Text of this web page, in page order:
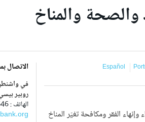
والصحة والمناخ
Español
الفقر ومكافحة تغيّر المناخ
الاتصال
في
روبير
الهاتف : 9646-415 (202) 1+